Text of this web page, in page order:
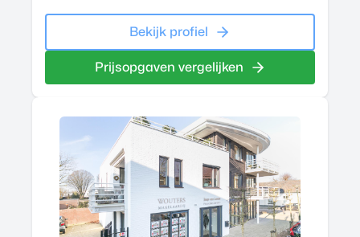
Bekijk profiel
Prijsopgaven vergelijken